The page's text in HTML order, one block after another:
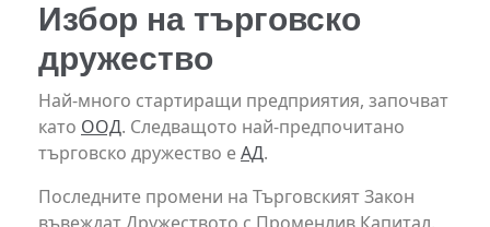
Избор на търговско
дружество
Най-много стартиращи предприятия, започват
като ООД. Следващото най-предпочитано
търговско дружество еАД.
Последните промени на Търговският Закон